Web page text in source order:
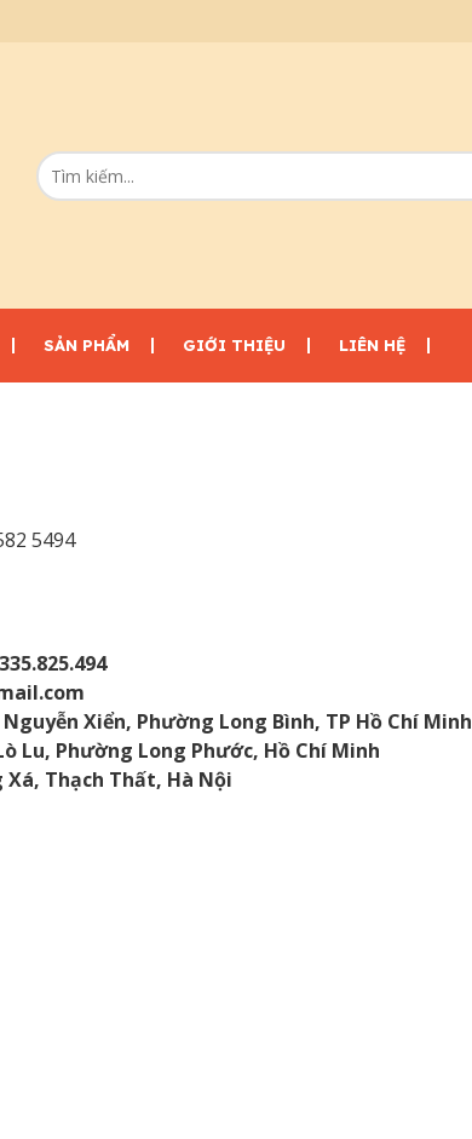
SẢN PHẨM GIỚI THIỆU LIÊN HỆ
5494
Xiển, Phường Long Bình, TP Hồ Chí Minh
Lu, Phường Long Phước, Hồ Chí Minh
Xá, Thạch Thất, Hà Nội